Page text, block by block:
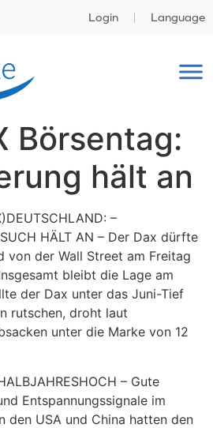
Login Language
Börsentag:
hält an
–
HÄLT AN – Der Dax dürfte
von der Wall Street am Freitag
bleibt die Lage am
der Dax unter das Juni-Tief
rutschen, droht laut
unter die Marke von 12
– Gute
Entspannungssignale im
den USA und China hatten den